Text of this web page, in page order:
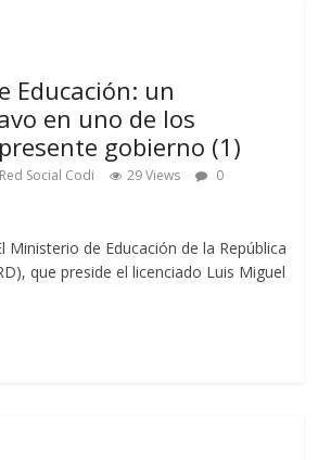
Educación: un
en uno de los
gobierno (1)
Red Social Codi 29 Views
0
Ministerio de Educación de la República
que preside el licenciado Luis Miguel